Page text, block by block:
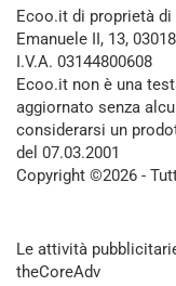
Ecoo.it di proprietà di
Emanuele II, 13,
I.V.A. 03144800608
Ecoo.it non è una
aggiornato senza
considerarsi un
del 07.03.2001
Copyright ©2026 -
Le attività
theCoreAdv